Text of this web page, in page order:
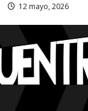
12 mayo, 2026